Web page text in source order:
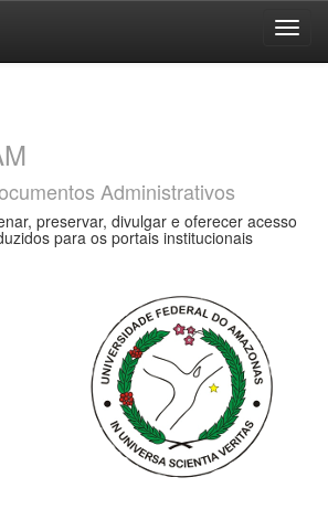
Administrativos
preservar, divulgar e oferecer acesso
para os portais institucionais